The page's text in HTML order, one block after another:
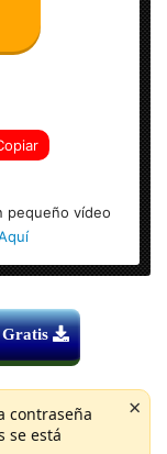
pequeño vídeo
Gratis
contraseña
se está
×